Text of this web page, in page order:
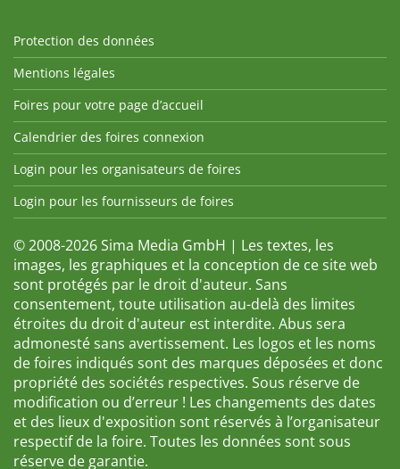
Protection des données
Mentions légales
Foires pour votre page d’accueil
Calendrier des foires connexion
Login pour les organisateurs de foires
Login pour les fournisseurs de foires
© 2008-2026 Sima Media GmbH | Les textes, les
images, les graphiques et la conception de ce site web
sont protégés par le droit d'auteur. Sans
consentement, toute utilisation au-delà des limites
étroites du droit d'auteur est interdite. Abus sera
admonesté sans avertissement. Les logos et les noms
de foires indiqués sont des marques déposées et donc
propriété des sociétés respectives. Sous réserve de
modification ou d’erreur ! Les changements des dates
et des lieux d'exposition sont réservés à l’organisateur
respectif de la foire. Toutes les données sont sous
réserve de garantie.